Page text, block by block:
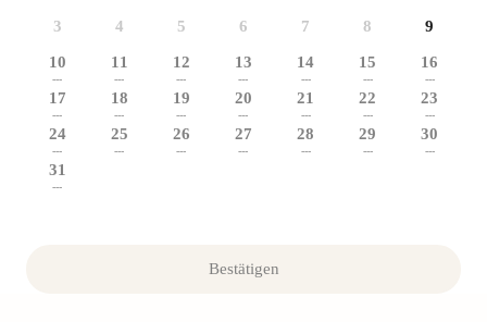
3 4 5 6 7 8 9
10
---
11
---
12
---
13
---
14
---
15
---
16
---
17
---
18
---
19
---
20
---
21
---
22
---
23
---
24
---
25
---
26
---
27
---
28
---
29
---
30
---
31
---
Bestätigen